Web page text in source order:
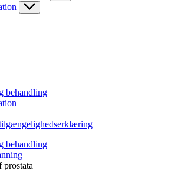
behandling
behandling